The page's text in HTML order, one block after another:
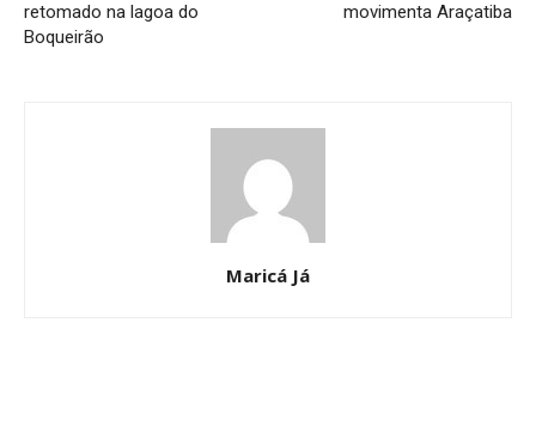
retomado na lagoa do
Boqueirão
movimenta Araçatiba
Maricá Já